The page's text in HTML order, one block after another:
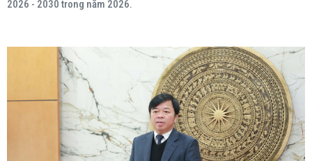
2026 - 2030 trong năm 2026.